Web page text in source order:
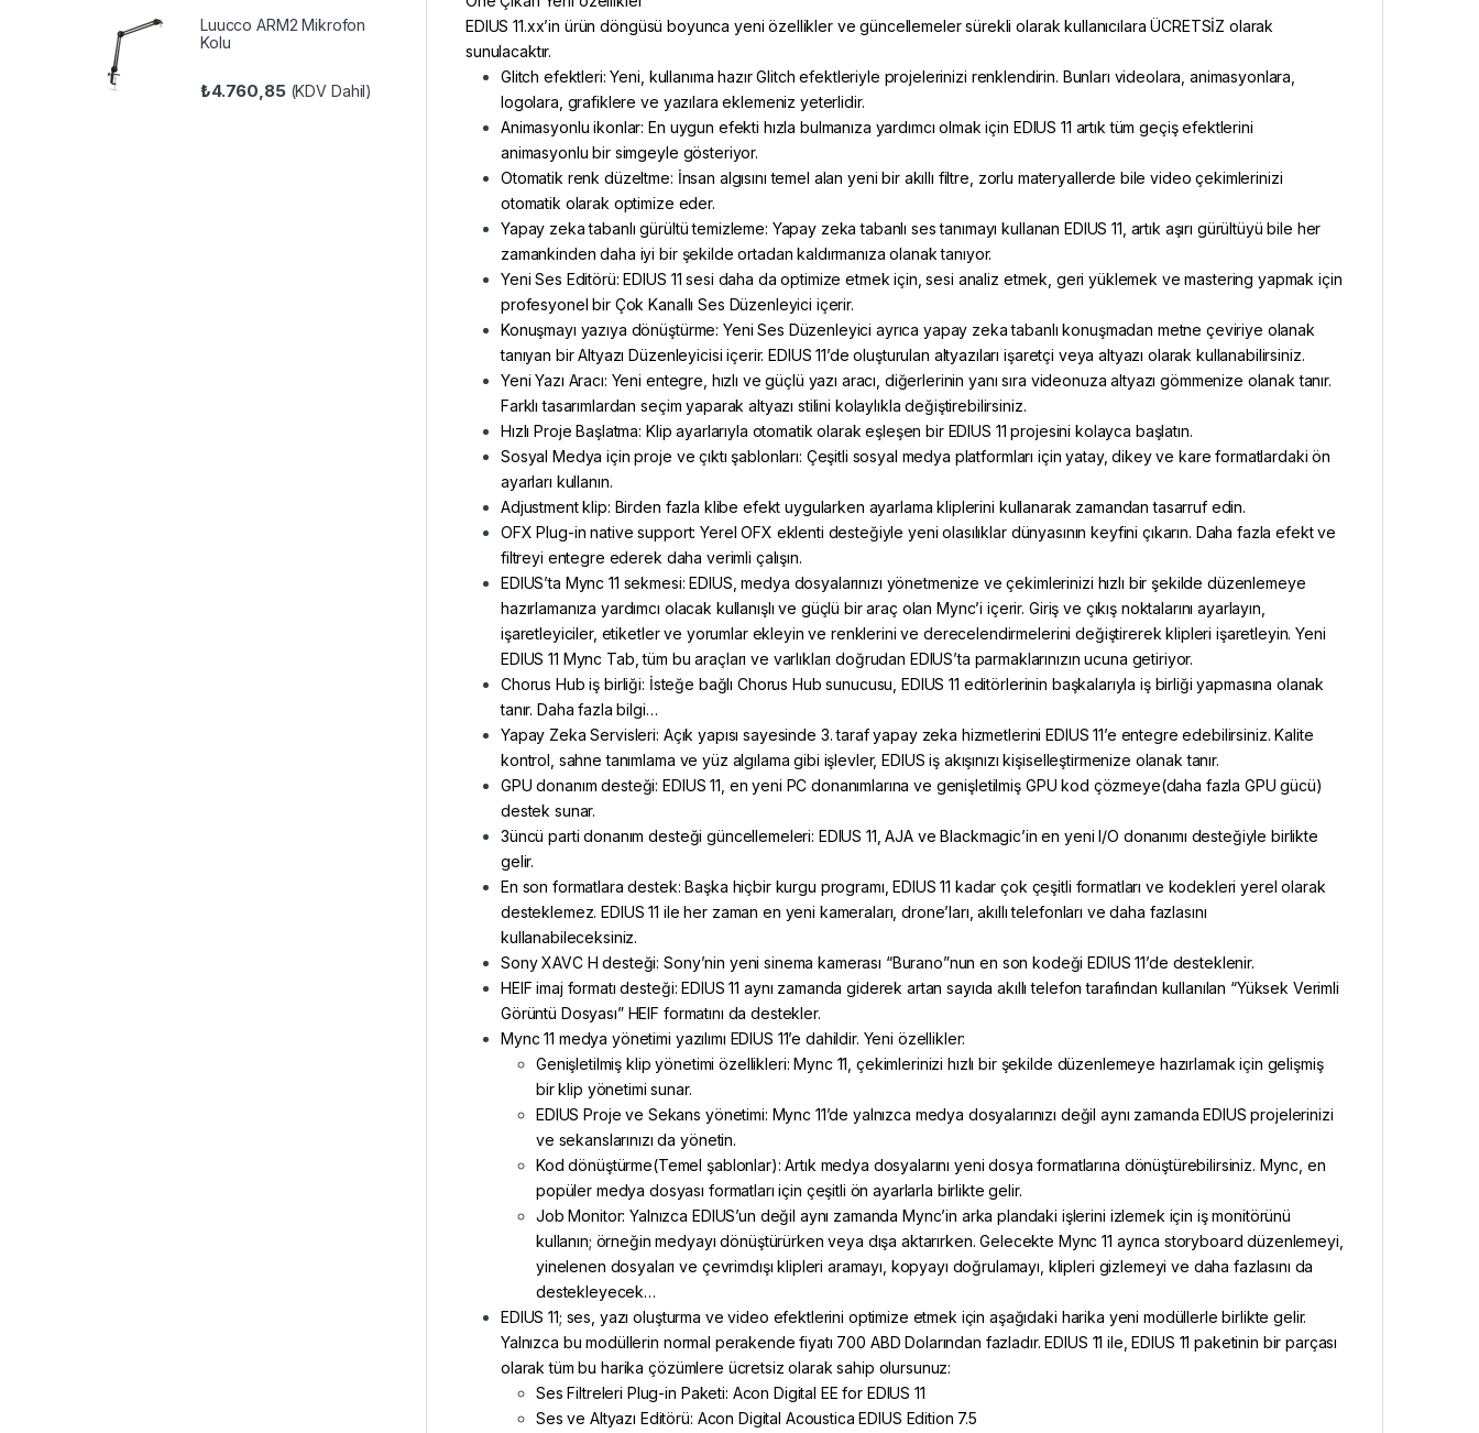
EDIUS 11.xx’in ürün döngüsü boyunca yeni özellikler ve güncellemeler sürekli olarak kullanıcılara ÜCRETSİZ olarak
sunulacaktır.
Glitch efektleri:Yeni, kullanıma hazır Glitch efektleriyle projelerinizi renklendirin. Bunları videolara, animasyonlara,
logolara, grafiklere ve yazılara eklemeniz yeterlidir.
Animasyonlu ikonlar:En uygun efekti hızla bulmanıza yardımcı olmak için EDIUS 11 artık tüm geçiş efektlerini
animasyonlu bir simgeyle gösteriyor.
Otomatik renk düzeltme: İnsan algısını temel alan yeni bir akıllı filtre, zorlu materyallerde bile video çekimlerinizi
otomatik olarak optimize eder.
Yapay zeka tabanlı gürültü temizleme: Yapay zeka tabanlı ses tanımayı kullanan EDIUS 11, artık aşırı gürültüyü bile her
zamankinden daha iyi bir şekilde ortadan kaldırmanıza olanak tanıyor.
Yeni Ses Editörü:EDIUS 11 sesi daha da optimize etmek için, sesi analiz etmek, geri yüklemek ve mastering yapmak için
profesyonel bir Çok Kanallı Ses Düzenleyici içerir.
Konuşmayı yazıya dönüştürme: Yeni Ses Düzenleyici ayrıca yapay zeka tabanlı konuşmadan metne çeviriye olanak
tanıyan bir Altyazı Düzenleyicisi içerir. EDIUS 11’de oluşturulan altyazıları işaretçi veya altyazı olarak kullanabilirsiniz.
Yeni Yazı Aracı: Yeni entegre, hızlı ve güçlü yazı aracı, diğerlerinin yanı sıra videonuza altyazı gömmenize olanak tanır.
Farklı tasarımlardan seçim yaparak altyazı stilini kolaylıkla değiştirebilirsiniz.
Hızlı Proje Başlatma: Klip ayarlarıyla otomatik olarak eşleşen bir EDIUS 11 projesini kolayca başlatın.
Sosyal Medya için proje ve çıktı şablonları: Çeşitli sosyal medya platformları için yatay, dikey ve kare formatlardaki ön
ayarları kullanın.
Adjustment klip: Birden fazla klibe efekt uygularken ayarlama kliplerini kullanarak zamandan tasarruf edin.
OFX Plug-in native support: Yerel OFX eklenti desteğiyle yeni olasılıklar dünyasının keyfini çıkarın. Daha fazla efekt ve
filtreyi entegre ederek daha verimli çalışın.
EDIUS’ta Mync 11 sekmesi: EDIUS, medya dosyalarınızı yönetmenize ve çekimlerinizi hızlı bir şekilde düzenlemeye
hazırlamanıza yardımcı olacak kullanışlı ve güçlü bir araç olan Mync’i içerir. Giriş ve çıkış noktalarını ayarlayın,
işaretleyiciler, etiketler ve yorumlar ekleyin ve renklerini ve derecelendirmelerini değiştirerek klipleri işaretleyin. Yeni
EDIUS 11 Mync Tab, tüm bu araçları ve varlıkları doğrudan EDIUS’ta parmaklarınızın ucuna getiriyor.
Chorus Hub iş birliği: İsteğe bağlı Chorus Hub sunucusu, EDIUS 11 editörlerinin başkalarıyla iş birliği yapmasına olanak
tanır.Daha fazla bilgi…
Yapay Zeka Servisleri: Açık yapısı sayesinde 3. taraf yapay zeka hizmetlerini EDIUS 11’e entegre edebilirsiniz. Kalite
kontrol, sahne tanımlama ve yüz algılama gibi işlevler, EDIUS iş akışınızı kişiselleştirmenize olanak tanır.
GPU donanım desteği: EDIUS 11, en yeni PC donanımlarına ve genişletilmiş GPU kod çözmeye(daha fazla GPU gücü)
destek sunar.
3üncü parti donanım desteği güncellemeleri: EDIUS 11, AJA ve Blackmagic’in en yeni I/O donanımı desteğiyle birlikte
gelir.
En son formatlara destek: Başka hiçbir kurgu programı, EDIUS 11 kadar çok çeşitli formatları ve kodekleri yerel olarak
desteklemez. EDIUS 11 ile her zaman en yeni kameraları, drone’ları, akıllı telefonları ve daha fazlasını
kullanabileceksiniz.
Sony XAVC H desteği: Sony’nin yeni sinema kamerası “Burano”nun en son kodeği EDIUS 11’de desteklenir.
HEIF imaj formatı desteği: EDIUS 11 aynı zamanda giderek artan sayıda akıllı telefon tarafından kullanılan “Yüksek Verimli
Görüntü Dosyası” HEIF formatını da destekler.
Mync 11 medya yönetimi yazılımı EDIUS 11’e dahildir. Yeni özellikler:
Genişletilmiş klip yönetimi özellikleri: Mync 11, çekimlerinizi hızlı bir şekilde düzenlemeye hazırlamak için gelişmiş
bir klip yönetimi sunar.
EDIUS Proje ve Sekans yönetimi: Mync 11’de yalnızca medya dosyalarınızı değil aynı zamanda EDIUS projelerinizi
ve sekanslarınızı da yönetin.
Kod dönüştürme(Temel şablonlar): Artık medya dosyalarını yeni dosya formatlarına dönüştürebilirsiniz. Mync, en
popüler medya dosyası formatları için çeşitli ön ayarlarla birlikte gelir.
Job Monitor: Yalnızca EDIUS’un değil aynı zamanda Mync’in arka plandaki işlerini izlemek için iş monitörünü
kullanın; örneğin medyayı dönüştürürken veya dışa aktarırken. Gelecekte Mync 11 ayrıca storyboard düzenlemeyi,
yinelenen dosyaları ve çevrimdışı klipleri aramayı, kopyayı doğrulamayı, klipleri gizlemeyi ve daha fazlasını da
destekleyecek…
EDIUS 11; ses, yazı oluşturma ve video efektlerini optimize etmek için aşağıdaki harika yeni modüllerle birlikte gelir.
Yalnızca bu modüllerin normal perakende fiyatı 700 ABD Dolarından fazladır. EDIUS 11 ile, EDIUS 11 paketinin bir parçası
olarak tüm bu harika çözümlere ücretsiz olarak sahip olursunuz:
Ses Filtreleri Plug-in Paketi: Acon Digital EE for EDIUS 11
Ses ve Altyazı Editörü: Acon Digital Acoustica EDIUS Edition 7.5
Luucco ARM2 Mikrofon
Kolu
₺4.760,85(KDV Dahil)